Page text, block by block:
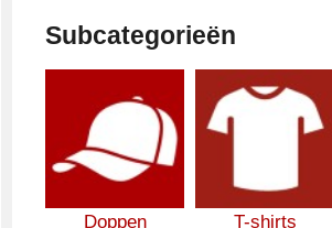
Subcategorieën
Doppen T-shirts